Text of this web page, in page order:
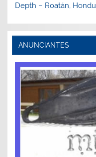
Depth – Roatán,
ANUNCIANTES